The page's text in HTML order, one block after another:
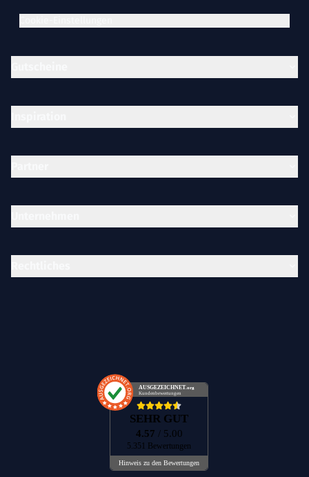
AUSGEZEICHNET .org
Kundenbewertungen
SEHR GUT
4.57 / 5.00
5.351 Bewertungen
Hinweis zu den Bewertungen